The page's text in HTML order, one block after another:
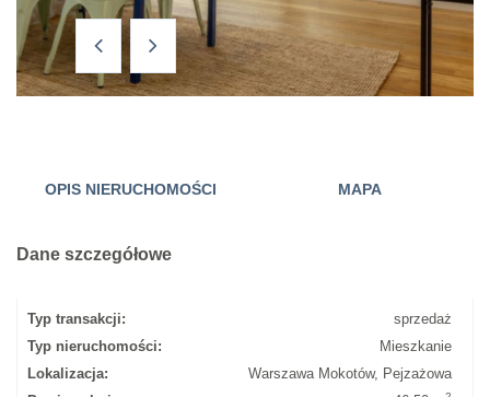
OPIS NIERUCHOMOŚCI MAPA
Dane szczegółowe
Typ transakcji:
sprzedaż
Typ nieruchomości:
Mieszkanie
Lokalizacja:
Warszawa Mokotów, Pejzażowa